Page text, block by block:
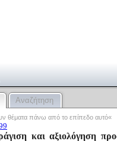
Αναζήτηση